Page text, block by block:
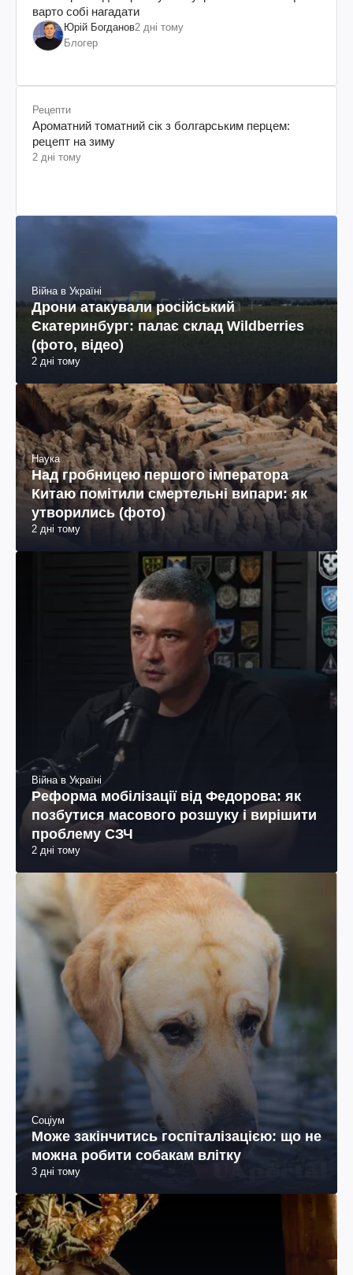
варто собі нагадати
Юрій Богданов2 дні тому
Блогер
Рецепти
Ароматний томатний сік з болгарським перцем:
рецепт на зиму
2 дні тому
Війна в Україні
Дрони атакували російський
Єкатеринбург: палає склад Wildberries
(фото, відео)
2 дні тому
Наука
Над гробницею першого імператора
Китаю помітили смертельні випари: як
утворились (фото)
2 дні тому
Війна в Україні
Реформа мобілізації від Федорова: як
позбутися масового розшуку і вирішити
проблему СЗЧ
2 дні тому
Соціум
Може закінчитись госпіталізацією: що не
можна робити собакам влітку
3 дні тому